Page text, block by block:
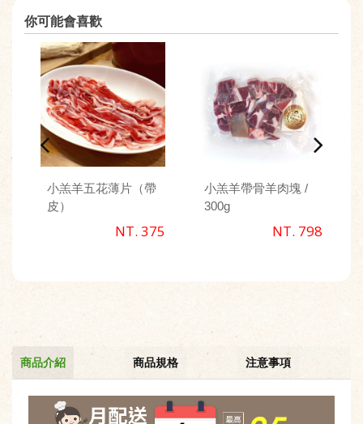
你可能會喜歡
小羔羊五花薄片（帶
皮）
NT. 375
小羔羊帶骨羊肉塊 /
300g
NT. 798
商品介紹 商品規格 注意事項